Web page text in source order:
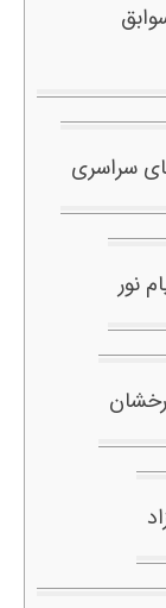
سراسری
نور